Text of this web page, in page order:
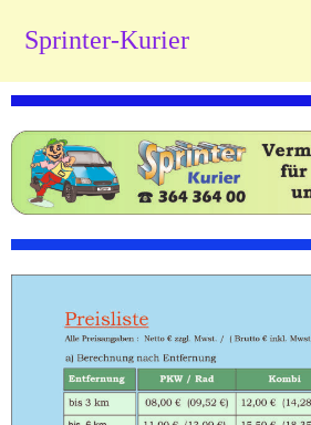
Sprinter-Kurier